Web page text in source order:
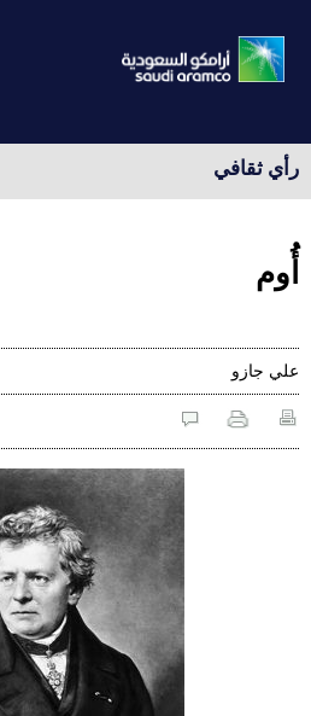
رأي ثقافي
أُوم
علي‭ ‬جازو